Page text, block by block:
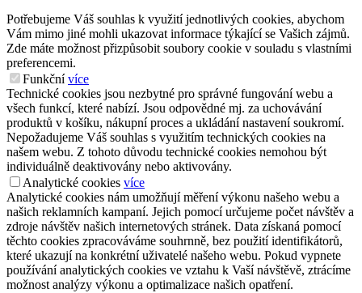
Potřebujeme Váš souhlas k využití jednotlivých cookies, abychom
Vám mimo jiné mohli ukazovat informace týkající se Vašich zájmů.
Zde máte možnost přizpůsobit soubory cookie v souladu s vlastními
preferencemi.
Funkční více
Technické cookies jsou nezbytné pro správné fungování webu a
všech funkcí, které nabízí. Jsou odpovědné mj. za uchovávání
produktů v košíku, nákupní proces a ukládání nastavení soukromí.
Nepožadujeme Váš souhlas s využitím technických cookies na
našem webu. Z tohoto důvodu technické cookies nemohou být
individuálně deaktivovány nebo aktivovány.
Analytické cookies více
Analytické cookies nám umožňují měření výkonu našeho webu a
našich reklamních kampaní. Jejich pomocí určujeme počet návštěv a
zdroje návštěv našich internetových stránek. Data získaná pomocí
těchto cookies zpracováváme souhrnně, bez použití identifikátorů,
které ukazují na konkrétní uživatelé našeho webu. Pokud vypnete
používání analytických cookies ve vztahu k Vaší návštěvě, ztrácíme
možnost analýzy výkonu a optimalizace našich opatření.